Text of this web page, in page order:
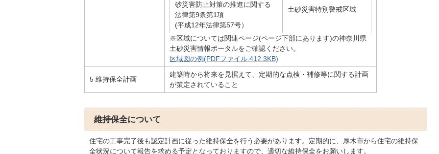
砂災害防止対策の推進に関する
法律第9条第1項
(平成12年法律第57号）
土砂災害特別警戒区域
※区域については関連ページ(ページ下部にあります)の神奈川県
土砂災害情報ポータルをご確認ください。
区域図の例(PDFファイル:412.3KB)
5 維持保全計画
建築時から将来を見据えて、定期的な点検・補修等に関する計画
が策定されていること
維持保全について
住宅の工事完了後も認定計画に従った維持保全を行う必要があります。定期的に、厚木市から住宅の維持保
全状況について報告を求める予定となっておりますので、適切な維持保全をお願いします。